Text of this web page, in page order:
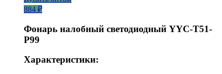
884 ₽
Фонарь налобный светодиодный YYC-T51-
P99
Характеристики: